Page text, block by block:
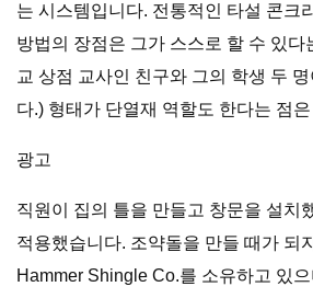
는 시스템입니다. 전통적인 타설 콘크
방법의 장점은 그가 스스로 할 수 있다
교 상점 교사인 친구와 그의 학생 두
다.) 형태가 단열재 역할도 한다는 점
광고
직원이 집의 틀을 만들고 창문을 설치
적용했습니다. 조약돌을 만들 때가 되
Hammer Shingle Co.를 소유하고 있